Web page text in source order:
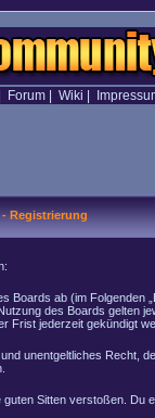
Forum| Wiki
- Registrierung
ab (im
des Boards gelten
Frist jederzeit gekündigt
unentgeltliches Recht,
Sitten verstoßen.